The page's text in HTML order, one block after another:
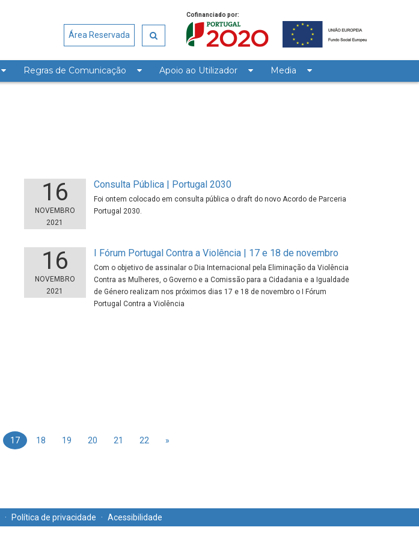
Cofinanciado por:
Área Reservada
Regras de Comunicação Apoio ao Utilizador Media
16
NOVEMBRO
2021
Consulta Pública | Portugal 2030
Foi ontem colocado em consulta pública o draft do novo Acordo de Parceria
Portugal 2030.
16
NOVEMBRO
2021
I Fórum Portugal Contra a Violência | 17 e 18 de novembro
Com o objetivo de assinalar o Dia Internacional pela Eliminação da Violência
Contra as Mulheres, o Governo e a Comissão para a Cidadania e a Igualdade
de Género realizam nos próximos dias 17 e 18 de novembro o I Fórum
Portugal Contra a Violência
17 18 19 20 21 22 »
· Política de privacidade · Acessibilidade